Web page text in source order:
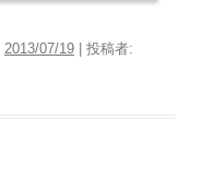
2013/07/19
投稿者: